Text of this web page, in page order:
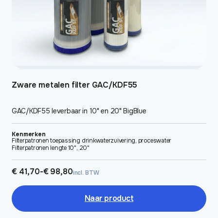
Zware metalen filter GAC/KDF55
GAC/KDF55 leverbaar in 10" en 20" BigBlue
Kenmerken
Filterpatronen toepassing drinkwaterzuivering, proceswater
Filterpatronen lengte 10", 20"
€41,70-€98,80
Prijsklasse:
€ 41,70
tot
€ 98,80
incl. BTW
Naar product
productpagina